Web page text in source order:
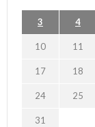
3 4
10 11
17 18
24 25
31